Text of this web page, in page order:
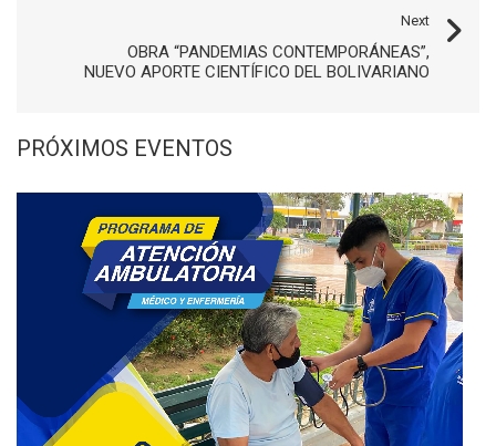
Next
OBRA “PANDEMIAS CONTEMPORÁNEAS”,
NUEVO APORTE CIENTÍFICO DEL BOLIVARIANO
PRÓXIMOS EVENTOS